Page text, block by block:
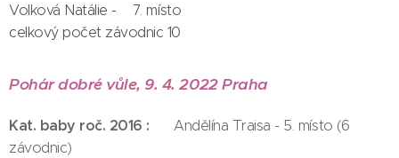
Volková Natálie - 7. místo
celkový počet závodnic 10
Pohár dobré vůle, 9. 4. 2022 Praha
Kat. baby roč. 2016 :Andělína Traisa - 5. místo (6
závodnic)